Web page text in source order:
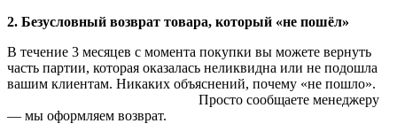
2. Безусловный возврат товара, который «не пошёл»
В течение 3 месяцев с момента покупки вы можете вернуть
часть партии, которая оказалась неликвидна или не подошла
вашим клиентам. Никаких объяснений, почему «не пошло».
Просто сообщаете менеджеру
— мы оформляем возврат.